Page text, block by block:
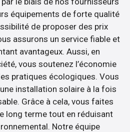
équipements de forte qualité
de proposer des prix
assurons un service fiable et
avantageux. Aussi, en
vous soutenez l’économie
pratiques écologiques. Vous
installation solaire à la fois
Grâce à cela, vous faites
long terme tout en réduisant
Notre équipe